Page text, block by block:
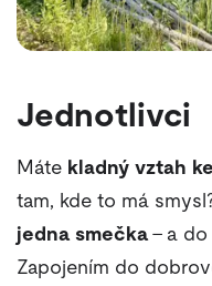
Jednotlivci
Máte kladný vztah
tam, kde to má
jedna smečka- a do
Zapojením do